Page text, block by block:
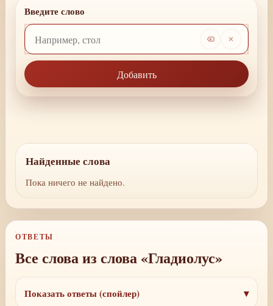
Введите слово
Добавить
Найденные слова
Пока ничего не найдено.
ОТВЕТЫ
Все слова из слова «Гладиолус»
Показать ответы (спойлер)